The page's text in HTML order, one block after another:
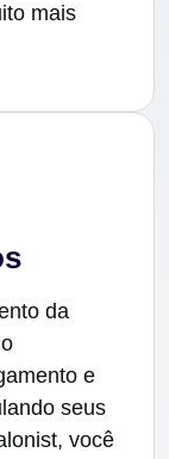
mais
da
e
seus
você